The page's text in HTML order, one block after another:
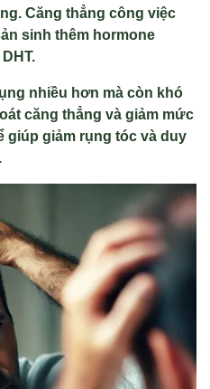
Căng thẳng công việc
sinh thêm hormone
nhiều hơn mà còn khó
căng thẳng và giảm mức
giúp giảm rụng tóc và duy